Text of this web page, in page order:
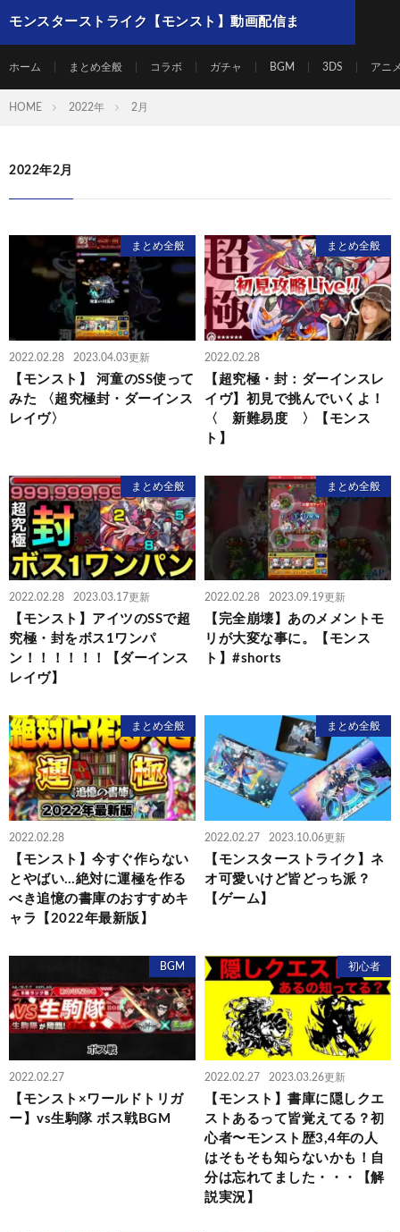
モンスターストライク【モンスト】動画配信ま
ホーム まとめ全般 コラボ ガチャ BGM 3DS アニ
HOME 2022年 2月
2022年2月
まとめ全般
2022.02.28 2023.04.03更新
【モンスト】 河童のSS使って
みた 〈超究極封・ダーインス
レイヴ〉
まとめ全般
2022.02.28
【超究極・封：ダーインスレ
イヴ】初見で挑んでいくよ！
〈 新難易度 〉【モンス
ト】
まとめ全般
2022.02.28 2023.03.17更新
【モンスト】アイツのSSで超
究極・封をボス1ワンパ
ン！！！！！！【ダーインス
レイヴ】
まとめ全般
2022.02.28 2023.09.19更新
【完全崩壊】あのメメントモ
リが大変な事に。【モンス
ト】#shorts
まとめ全般
2022.02.28
【モンスト】今すぐ作らない
とやばい…絶対に運極を作る
べき追憶の書庫のおすすめキ
ャラ【2022年最新版】
まとめ全般
2022.02.27 2023.10.06更新
【モンスターストライク】ネ
オ可愛いけど皆どっち派？
【ゲーム】
BGM
2022.02.27
【モンスト×ワールドトリガ
ー】vs生駒隊 ボス戦BGM
初心者
2022.02.27 2023.03.26更新
【モンスト】書庫に隠しクエ
ストあるって皆覚えてる？初
心者〜モンスト歴3,4年の人
はそもそも知らないかも！自
分は忘れてました・・・【解
説実況】